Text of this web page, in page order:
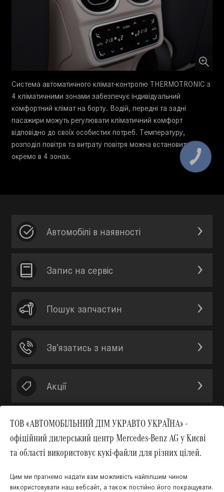
Система автоматичного клімат-контролю THERMOTRONIC з
4 кліматичними зонами забезпечує індивідуальний
комфортний клімат на борту. Водій, передні та задні
пасажири можуть регулювати кліматичний комфорт
відповідно до своїх особистих потреб. Температуру,
розподіл повітря та витрату повітря можна встановити
окремо в 4 зонах.
ТОВ «АВТОМОБІЛЬНИЙ ДІМ УКРАВТО УКРАЇНА» -
офіційний дилерський центр Mercedes-Benz AG у Києві
та області використовує кукі-файли для різних цілей.
Цим ми прагнемо надати вам можливість найліпшим чином
використовувати наш вебсайт, а також постійно його покращувати.
Автомобілі в наявності
Запис на сервic
Пошук запчастин
Зв’язатись з нами
Акції
Вгору